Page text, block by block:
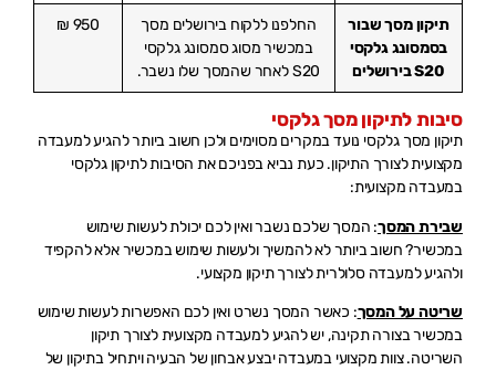
תיקון מסך שבור
בסמסונג גלקסי
S20 בירושלים
החלפנו ללקוח בירושלים מסך
במכשיר מסוג סמסונג גלקסי
S20 לאחר שהמסך שלו נשבר.
950 ₪
סיבות לתיקון מסך גלקסי
תיקון מסך גלקסי נועד במקרים מסוימים ולכן חשוב ביותר להגיע למעבדה
מקצועית לצורך התיקון. כעת נביא בפניכם את הסיבות לתיקון גלקסי
במעבדה מקצועית:
שבירת המסך: המסך שלכם נשבר ואין לכם יכולת לעשות שימוש
במכשיר? חשוב ביותר לא להמשיך ולעשות שימוש במכשיר אלא להקפיד
ולהגיע למעבדה סלולרית לצורך תיקון מקצועי.
שריטה על המסך: כאשר המסך נשרט ואין לכם האפשרות לעשות שימוש
במכשיר בצורה תקינה, יש להגיע למעבדה מקצועית לצורך תיקון
השריטה. צוות מקצועי במעבדה יבצע אבחון של הבעיה ויתחיל בתיקון של